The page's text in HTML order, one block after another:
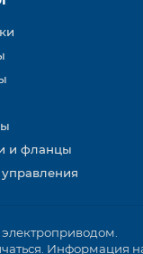
и фланцы
Информация